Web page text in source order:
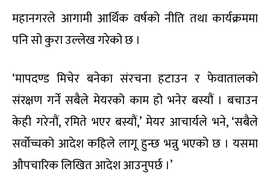
महानगरले आगामी आर्थिक वर्षको नीति तथा कार्यक्रममा
पनि सो कुरा उल्लेख गरेको छ ।
‘मापदण्ड मिचेर बनेका संरचना हटाउन र फेवातालको
संरक्षण गर्ने सबैले मेयरको काम हो भनेर बस्यौं । बचाउन
केही गरेनौं, रमिते भएर बस्यौं,’ मेयर आचार्यले भने, ‘सबैले
सर्वोच्चको आदेश कहिले लागू हुन्छ भन्नु भएको छ । यसमा
औपचारिक लिखित आदेश आउनुपर्छ ।’